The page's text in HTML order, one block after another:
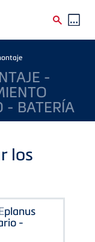
-
- BATERÍA
los
planus
-